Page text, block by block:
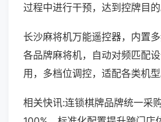
过程中进行干预，达到控牌目的
长沙麻将机万能遥控器，内置
各品牌麻将机，自动对频匹配
用，多档位调控，适配各类机型
相关快讯:连锁棋牌品牌统一采